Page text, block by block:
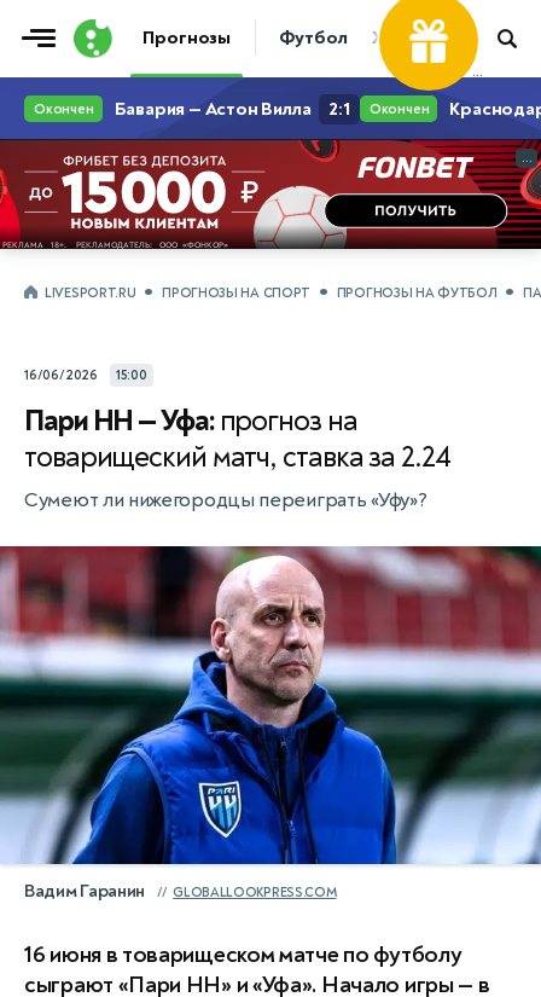
Прогнозы Футбол Хоккей Теннис
Фрибет
...
...
LIVESPORT.RU ПРОГНОЗЫ НА СПОРТ ПРОГНОЗЫ НА ФУТБОЛ
16/06/2026 15:00
Пари НН — Уфа: прогноз на
товарищеский матч, ставка за 2.24
Сумеют ли нижегородцы переиграть «Уфу»?
Вадим Гаранин GLOBALLOOKPRESS.COM
16 июня в товарищеском матче по футболу
сыграют «Пари НН» и «Уфа». Начало игры — в